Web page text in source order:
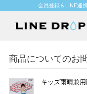
会員登録＆LINE連
商品についてのお
キッズ雨晴兼